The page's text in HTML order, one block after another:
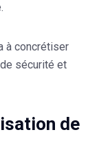
à concrétiser
sécurité et
de